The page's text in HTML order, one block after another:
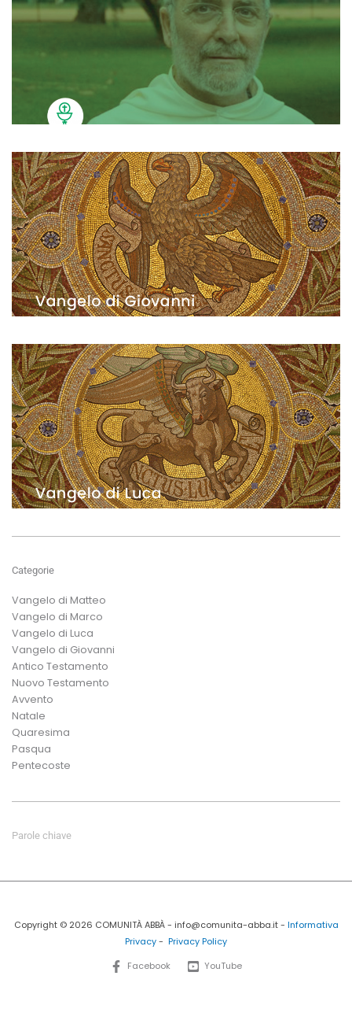
Categorie
Vangelo di Matteo
Vangelo di Marco
Vangelo di Luca
Vangelo di Giovanni
Antico Testamento
Nuovo Testamento
Avvento
Natale
Quaresima
Pasqua
Pentecoste
Parole chiave
Copyright © 2026 COMUNITÀ ABBÀ - info@comunita-abba.it - Informativa
Privacy - Privacy Policy
Facebook YouTube